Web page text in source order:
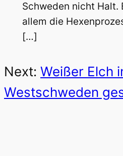
Schweden nicht Halt.
allem die
[…]
Next: Weißer Elch
Westschweden